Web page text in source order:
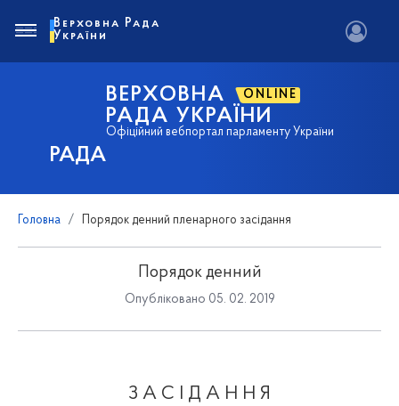
РАДА
ВЕРХОВНА ONLINE
РАДА УКРАЇНИ
Офіційний вебпортал парламенту України
Верховна Рада
України
Головна Порядок денний пленарного засідання
Порядок денний
Опубліковано 05. 02. 2019
З А С І Д А Н Н Я